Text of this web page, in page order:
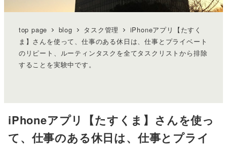
top page blog タスク管理
iPhoneアプリ【たすく
ま】さんを使って、仕事のある休日は、仕事とプライベート
のリピート、ルーティンタスクを全てタスクリストから排除
することを実験中です。
iPhoneアプリ【たすくま】さんを使っ
て、仕事のある休日は、仕事とプライ